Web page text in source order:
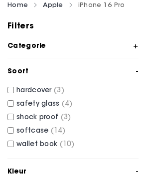
Home Apple iPhone 16 Pro
Filters
Categorie
Soort
hardcover
3
safety glass
4
shock proof
3
softcase
14
wallet book
10
Kleur